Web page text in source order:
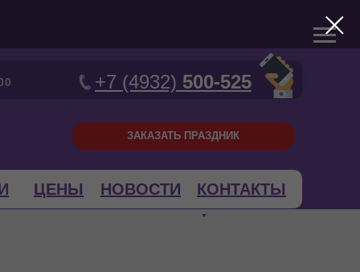
ЦЕНЫ КОНТАКТЫ
+7 (4932) 500-525
ЗАКАЗАТЬ ПРАЗДНИК
НОВОСТИ